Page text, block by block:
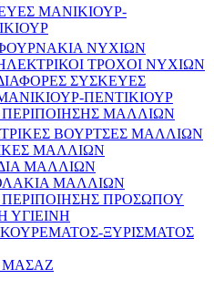
ΜΑΝΙΚΙΟΥΡ-
ΝΥΧΙΩΝ
ΤΡΟΧΟΙ ΝΥΧΙΩΝ
ΣΥΣΚΕΥΕΣ
ΠΕΝΤΙΚΙΟΥΡ
ΜΑΛΛΙΩΝ
ΒΟΥΡΤΣΕΣ ΜΑΛΛΙΩΝ
ΜΑΛΛΙΩΝ
ΜΑΛΛΙΩΝ
ΜΑΛΛΙΩΝ
ΠΡΟΣΩΠΟΥ
ΥΓΙΕΙΝΗ
ΞΥΡΙΣΜΑΤΟΣ
ΜΑΣΑΖ